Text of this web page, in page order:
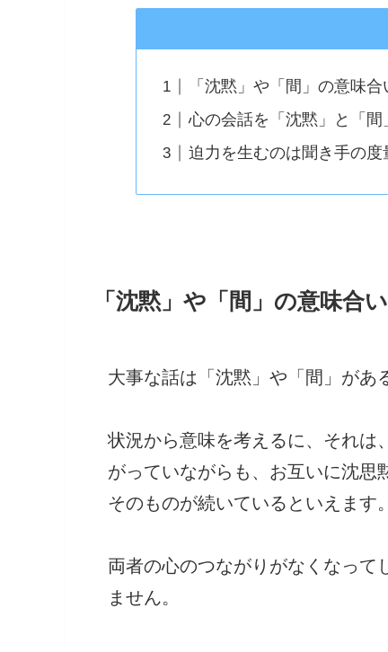
「沈黙」や「間」の意味
心の会話を「沈黙」と「間
迫力を生むのは聞き手の度
「沈黙」や「間」の意味合
大事な話は「沈黙」や「間」があ
状況から意味を考えるに、それは
がっていながらも、お互いに沈思
そのものが続いているといえます。
両者の心のつながりがなくなって
ません。